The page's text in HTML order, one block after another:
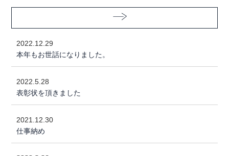
2022.12.29
本年もお世話になりました。
2022.5.28
表彰状を頂きました
2021.12.30
仕事納め